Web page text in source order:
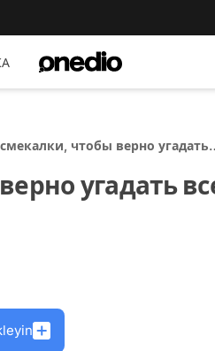
чтобы верно угадать
угадать